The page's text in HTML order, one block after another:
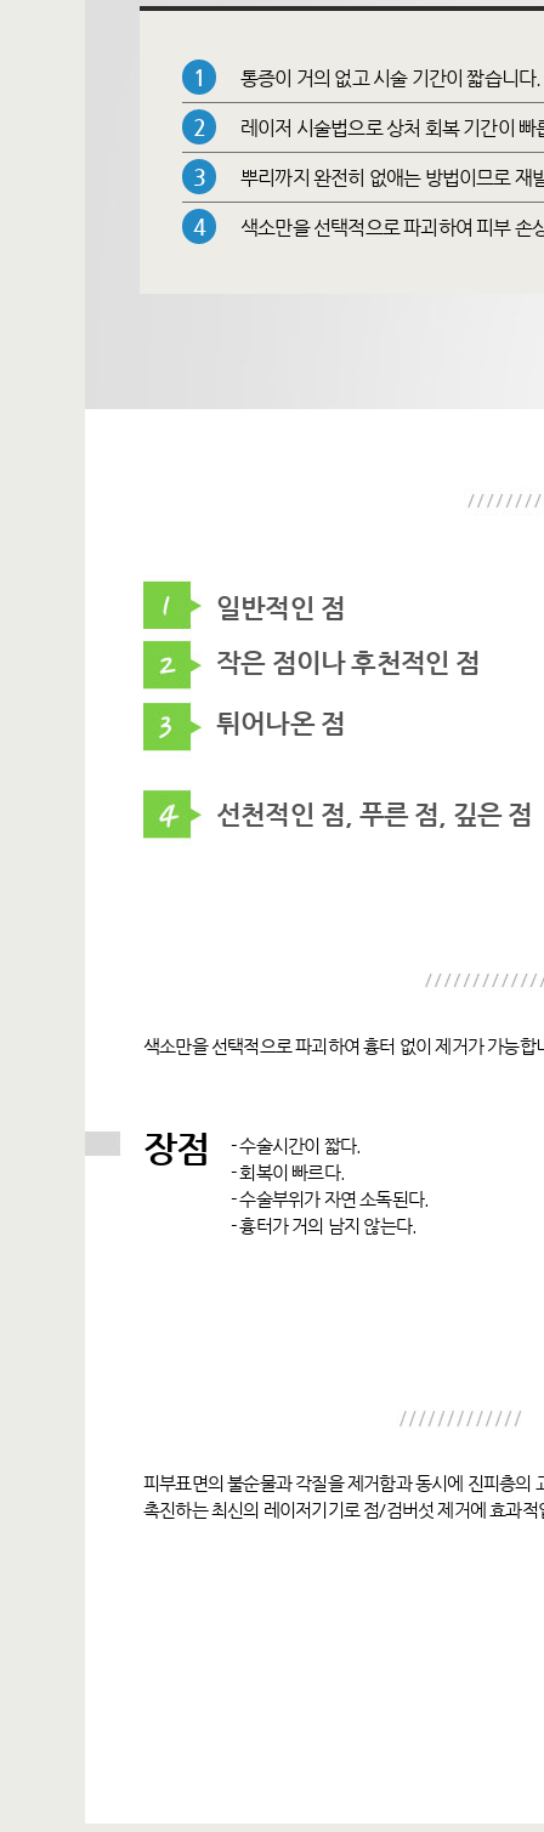
1 통증이 거의 없고 시술 기간이 짧습니다.
2 레이저 시술법으로 상처 회복 기간이 빠
3 뿌리까지 완전히 없애는 방법이므로 재
4 색소만을 선택적으로 파괴하여 피부 손
일반적인 점
작은 점이나 후천적인 점
튀어나온 점
선천적인 점, 푸른 점, 깊은 점
색소만을 선택적으로 파괴하여 흉터 없이 제거가 가능합
장점
- 수술시간이 짧다.
- 회복이 빠르다.
- 수술부위가 자연 소독된다.
- 흉터가 거의 남지 않는다.
피부표면의 불순물과 각질을 제거함과 동시에 진피층의
촉진하는 최신의 레이저기기로 점/검버섯 제거에 효과적